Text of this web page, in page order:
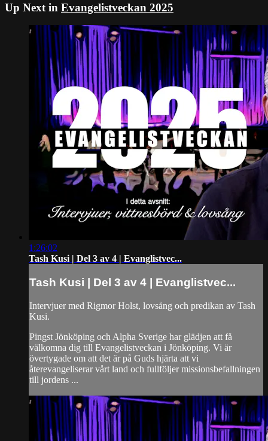
Up Next in Evangelistveckan 2025
1:26:02
Tash Kusi | Del 3 av 4 | Evanglistvec...
Tash Kusi | Del 3 av 4 | Evanglistvec...
Intervjuer med Rigmor Holst, lovsång och predikan av Tash
Kusi.
Pingst Jönköping och Alpha Sverige har glädjen att få
välkomna dig till Evangelistveckan i Jönköping. Vi är
övertygade om att det är på Guds hjärta att vi
återevangeliserar vårt land och fullföljer missionsbefallningen
till jordens ...